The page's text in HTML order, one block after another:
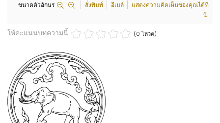
ขนาดตัวอักษร สั่งพิมพ์ อีเมล์
แสดงความคิดเห็นของคุณได้ที่
นี่
ให้คะแนนบทความนี้ (0 โหวต)